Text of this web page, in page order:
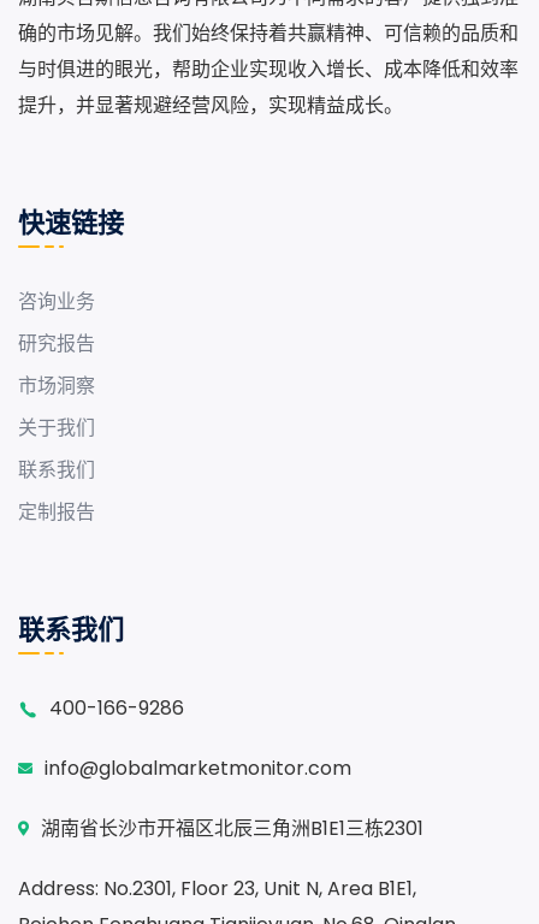
确的市场见解。我们始终保持着共赢精神、可信赖的品质和
与时俱进的眼光，帮助企业实现收入增长、成本降低和效率
提升，并显著规避经营风险，实现精益成长。
快速链接
咨询业务
研究报告
市场洞察
关于我们
联系我们
定制报告
联系我们
400-166-9286
info@globalmarketmonitor.com
湖南省长沙市开福区北辰三角洲B1E1三栋2301
Address: No.2301, Floor 23, Unit N, Area B1E1,